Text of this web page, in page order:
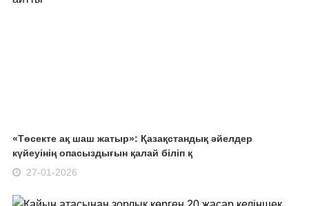
«Төсекте ақ шаш жатыр»: Қазақстандық әйелдер
күйеуінің опасыздығын қалай біліп қ
27-01-2026